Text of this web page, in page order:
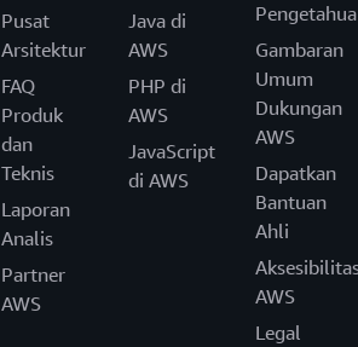
Pusat
Arsitektur
FAQ
Produk
dan
Teknis
Laporan
Analis
Partner
AWS
Java di
AWS
PHP di
AWS
JavaScript
di AWS
Gambaran
Umum
Dukungan
AWS
Dapatkan
Bantuan
Ahli
AWS
Legal